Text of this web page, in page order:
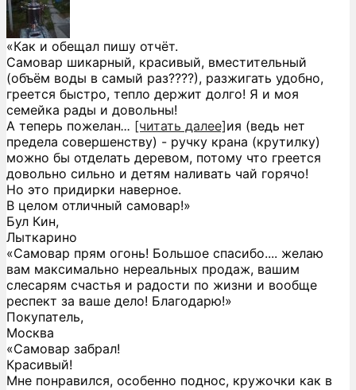
«Как и обещал пишу отчёт.
Самовар шикарный, красивый, вместительный
(объём воды в самый раз????), разжигать удобно,
греется быстро, тепло держит долго! Я и моя
семейка рады и довольны!
А теперь пожелан... [читать далее]ия (ведь нет
предела совершенству) - ручку крана (крутилку)
можно бы отделать деревом, потому что греется
довольно сильно и детям наливать чай горячо!
Но это придирки наверное.
В целом отличный самовар!»
Бул Кин,
Лыткарино
«Самовар прям огонь! Большое спасибо.... желаю
вам максимально нереальных продаж, вашим
слесарям счастья и радости по жизни и вообще
респект за ваше дело! Благодарю!»
Покупатель,
Москва
«Самовар забрал!
Красивый!
Мне понравился, особенно поднос, кружочки как в